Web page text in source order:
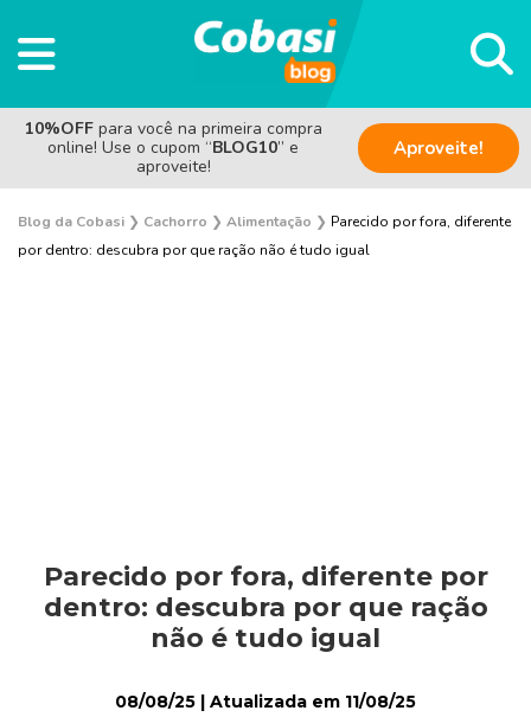
10%OFF para você na primeira compra
online! Use o cupom “BLOG10” e
aproveite!
Aproveite!
Blog da Cobasi ❯ Cachorro ❯ Alimentação ❯ Parecido por fora, diferente
por dentro: descubra por que ração não é tudo igual
Comportamento
Parecido por fora, diferente por
dentro: descubra por que ração
não é tudo igual
08/08/25 | Atualizada em 11/08/25